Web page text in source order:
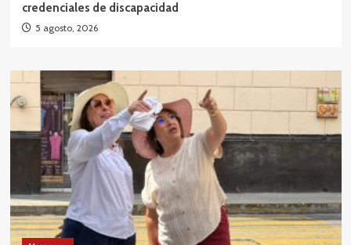
credenciales de discapacidad
5 agosto, 2026